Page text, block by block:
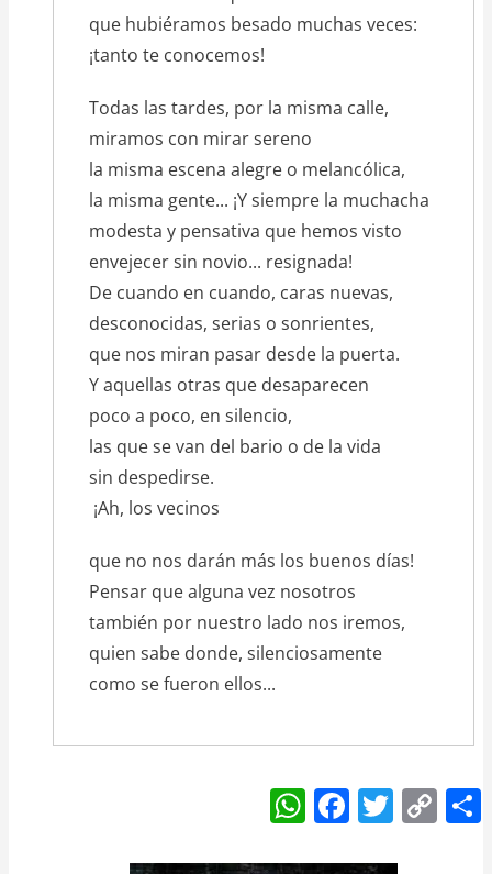
que hubiéramos besado muchas veces:
¡tanto te conocemos!
Todas las tardes, por la misma calle,
miramos con mirar sereno
la misma escena alegre o melancólica,
la misma gente... ¡Y siempre la muchacha
modesta y pensativa que hemos visto
envejecer sin novio... resignada!
De cuando en cuando, caras nuevas,
desconocidas, serias o sonrientes,
que nos miran pasar desde la puerta.
Y aquellas otras que desaparecen
poco a poco, en silencio,
las que se van del bario o de la vida
sin despedirse.
¡Ah, los vecinos
que no nos darán más los buenos días!
Pensar que alguna vez nosotros
también por nuestro lado nos iremos,
quien sabe donde, silenciosamente
como se fueron ellos...
W
h
F
a
T
w
C
o